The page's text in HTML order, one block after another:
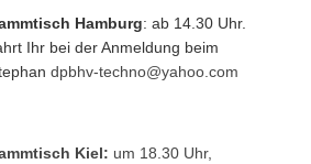
Hamburg: ab 14.30 Uhr.
Ihr bei der Anmeldung beim
dpbhv-techno@yahoo.com
Kiel: um 18.30 Uhr,